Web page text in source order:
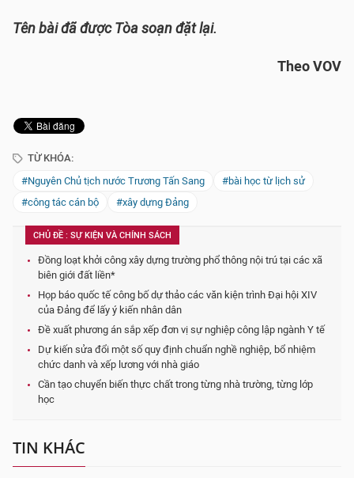
Tên bài đã được Tòa soạn đặt lại.
Theo VOV
TỪ KHÓA:
#Nguyên Chủ tịch nước Trương Tấn Sang
#bài học từ lịch sử
#công tác cán bộ
#xây dựng Ðảng
CHỦ ĐỀ : SỰ KIỆN VÀ CHÍNH SÁCH
Đồng loạt khởi công xây dựng trường phổ thông nội trú tại các xã
biên giới đất liền*
Họp báo quốc tế công bố dự thảo các văn kiện trình Đại hội XIV
của Đảng để lấy ý kiến nhân dân
Đề xuất phương án sắp xếp đơn vị sự nghiệp công lập ngành Y tế
Dự kiến sửa đổi một số quy định chuẩn nghề nghiệp, bổ nhiệm
chức danh và xếp lương với nhà giáo
Cần tạo chuyển biến thực chất trong từng nhà trường, từng lớp
học
TIN KHÁC